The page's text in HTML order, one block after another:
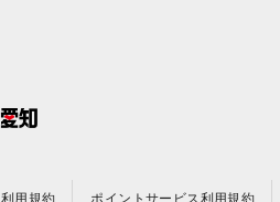
利用規約 ポイントサービス利用規約